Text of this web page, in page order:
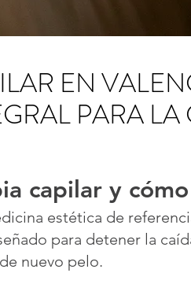
EN
PARA
capilar y
estética de
para detener la
nuevo pelo.